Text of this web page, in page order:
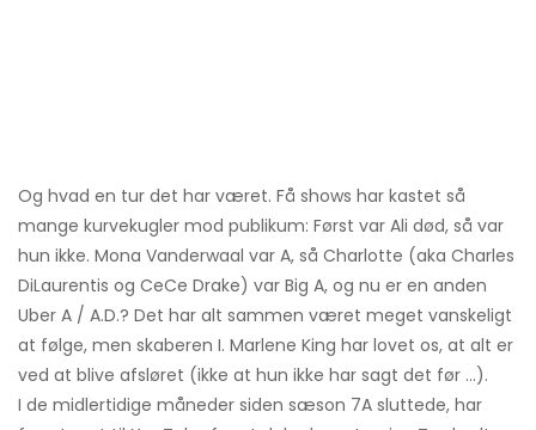
Og hvad en tur det har været. Få shows har kastet så
mange kurvekugler mod publikum: Først var Ali død, så var
hun ikke. Mona Vanderwaal var A, så Charlotte (aka Charles
DiLaurentis og CeCe Drake) var Big A, og nu er en anden
Uber A / A.D.? Det har alt sammen været meget vanskeligt
at følge, men skaberen I. Marlene King har lovet os, at alt er
ved at blive afsløret (ikke at hun ikke har sagt det før ...).
I de midlertidige måneder siden sæson 7A sluttede, har